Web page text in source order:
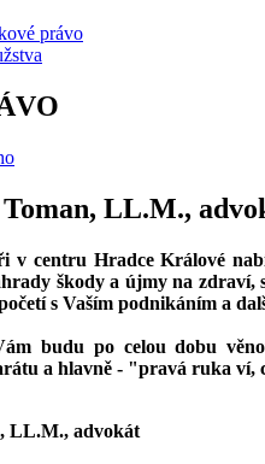
právo
LL.M.,
v centru Hradce Králové
škody a újmy na
s Vaším podnikáním a
budu po celou dobu
a hlavně - "pravá ruka ví,
LL.M., advokát